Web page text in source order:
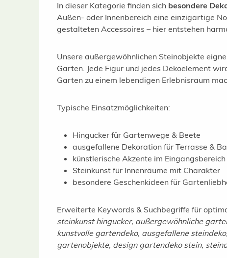
In dieser Kategorie finden sich besondere
Außen- oder Innenbereich eine einzigartige
gestalteten Accessoires – hier entstehen
Unsere außergewöhnlichen Steinobjekte
Garten. Jede Figur und jedes Dekoelement
Garten zu einem lebendigen Erlebnisraum
Typische Einsatzmöglichkeiten:
Hingucker für Gartenwege & Beete
ausgefallene Dekoration für Terrasse &
künstlerische Akzente im Eingangsbereich
Steinkunst für Innenräume mit Charakter
besondere Geschenkideen für
Erweiterte Keywords & Suchbegriffe für
steinkunst hingucker, außergewöhnliche
kunstvolle gartendeko, ausgefallene
gartenobjekte, design gartendeko stein,